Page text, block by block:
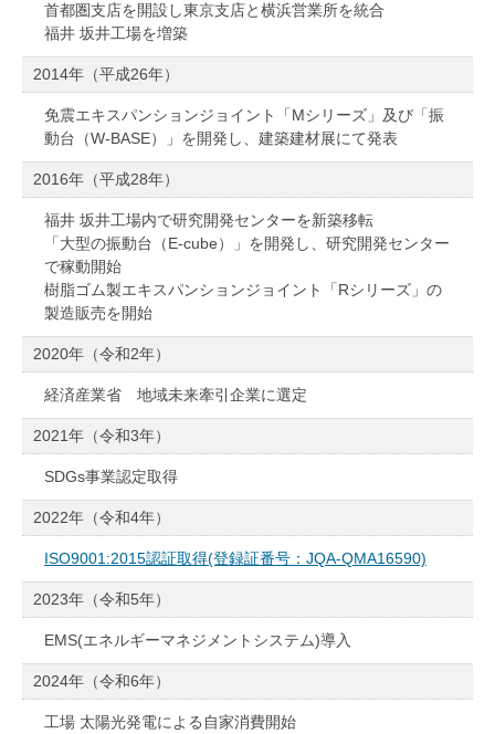
首都圏支店を開設し東京支店と横浜営業所を統合
福井 坂井工場を増築
2014年（平成26年）
免震エキスパンションジョイント「Mシリーズ」及び「振
動台（W-BASE）」を開発し、建築建材展にて発表
2016年（平成28年）
福井 坂井工場内で研究開発センターを新築移転
「大型の振動台（E-cube）」を開発し、研究開発センター
で稼動開始
樹脂ゴム製エキスパンションジョイント「Rシリーズ」の
製造販売を開始
2020年（令和2年）
経済産業省 地域未来牽引企業に選定
2021年（令和3年）
SDGs事業認定取得
2022年（令和4年）
ISO9001:2015認証取得(登録証番号：JQA-QMA16590)
2023年（令和5年）
EMS(エネルギーマネジメントシステム)導入
2024年（令和6年）
工場 太陽光発電による自家消費開始